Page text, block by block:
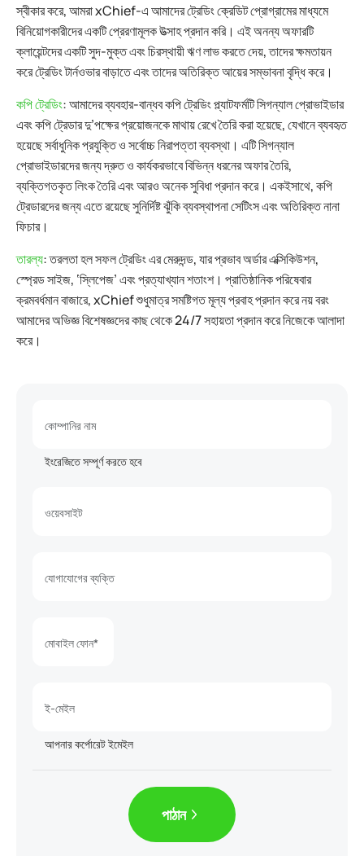
স্বীকার করে, আমরা xChief-এ আমাদের ট্রেডিং ক্রেডিট প্রোগ্রামের মাধ্যমে
বিনিয়োগকারীদের একটি প্রেরণামূলক উত্সাহ প্রদান করি। এই অনন্য অফারটি
ক্লায়েন্টদের একটি সুদ-মুক্ত এবং চিরস্থায়ী ঋণ লাভ করতে দেয়, তাদের ক্ষমতায়ন
করে ট্রেডিং টার্নওভার বাড়াতে এবং তাদের অতিরিক্ত আয়ের সম্ভাবনা বৃদ্ধি করে।
কপি ট্রেডিং: আমাদের ব্যবহার-বান্ধব কপি ট্রেডিং প্ল্যাটফর্মটি সিগন্যাল প্রোভাইডার
এবং কপি ট্রেডার দু’পক্ষের প্রয়োজনকে মাথায় রেখে তৈরি করা হয়েছে, যেখানে ব্যবহৃত
হয়েছে সর্বাধুনিক প্রযুক্তি ও সর্বোচ্চ নিরাপত্তা ব্যবস্থা। এটি সিগন্যাল
প্রোভাইডারদের জন্য দ্রুত ও কার্যকরভাবে বিভিন্ন ধরনের অফার তৈরি,
ব্যক্তিগতকৃত লিংক তৈরি এবং আরও অনেক সুবিধা প্রদান করে। একইসাথে, কপি
ট্রেডারদের জন্য এতে রয়েছে সুনির্দিষ্ট ঝুঁকি ব্যবস্থাপনা সেটিংস এবং অতিরিক্ত নানা
ফিচার।
তারল্য: তরলতা হল সফল ট্রেডিং এর মেরুদন্ড, যার প্রভাব অর্ডার এক্সিকিউশন,
স্প্রেড সাইজ, ‘স্লিপেজ’ এবং প্রত্যাখ্যান শতাংশ। প্রাতিষ্ঠানিক পরিষেবার
ক্রমবর্ধমান বাজারে, xChief শুধুমাত্র সমষ্টিগত মূল্য প্রবাহ প্রদান করে নয় বরং
আমাদের অভিজ্ঞ বিশেষজ্ঞদের কাছ থেকে 24/7 সহায়তা প্রদান করে নিজেকে আলাদা
করে।
কোম্পানির নাম
ইংরেজিতে সম্পূর্ণ করতে হবে
ওয়েবসাইট
যোগাযোগের ব্যক্তি
মোবাইল ফোন*
ই-মেইল
আপনার কর্পোরেট ইমেইল
পাঠান